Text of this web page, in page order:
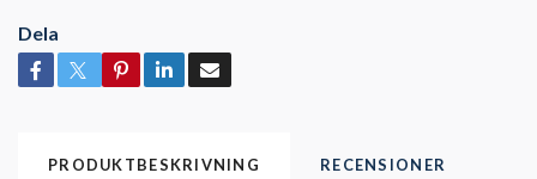
Dela
PRODUKTBESKRIVNING RECENSIONER